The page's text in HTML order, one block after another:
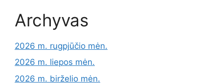
Archyvas
2026 m. rugpjūčio mėn.
2026 m. liepos mėn.
2026 m. birželio mėn.